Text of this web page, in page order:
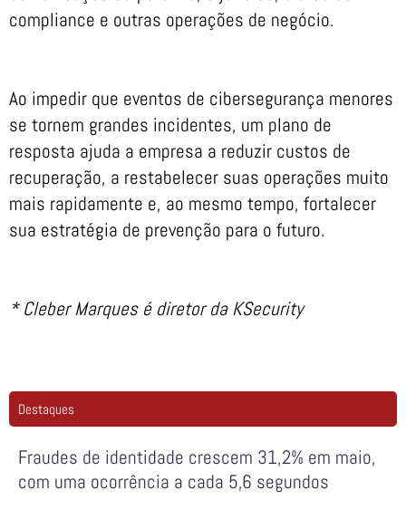
compliance e outras operações de negócio.
Ao impedir que eventos de cibersegurança menores
se tornem grandes incidentes, um plano de
resposta ajuda a empresa a reduzir custos de
recuperação, a restabelecer suas operações muito
mais rapidamente e, ao mesmo tempo, fortalecer
sua estratégia de prevenção para o futuro.
* Cleber Marques é diretor da KSecurity
Destaques
Fraudes de identidade crescem 31,2% em maio,
com uma ocorrência a cada 5,6 segundos